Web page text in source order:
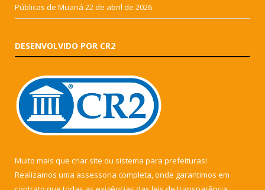
Públicas de Muaná 22 de abril de 2026
DESENVOLVIDO POR CR2
Muito mais que criar site ou sistema para prefeituras!
Realizamos uma assessoria completa, onde garantimos em